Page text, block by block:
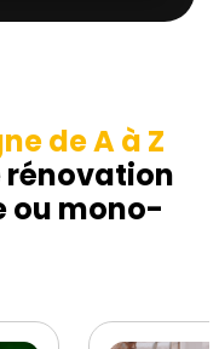
de A à Z
rénovation
ou mono-